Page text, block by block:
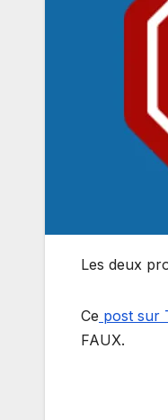
Les deux
Ce post sur
FAUX.